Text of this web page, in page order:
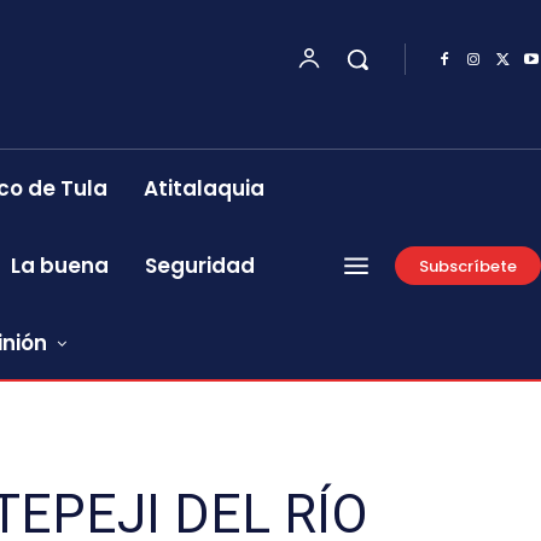
de Tula Atitalaquia
La buena Seguridad Subscríbete
DEL RÍO